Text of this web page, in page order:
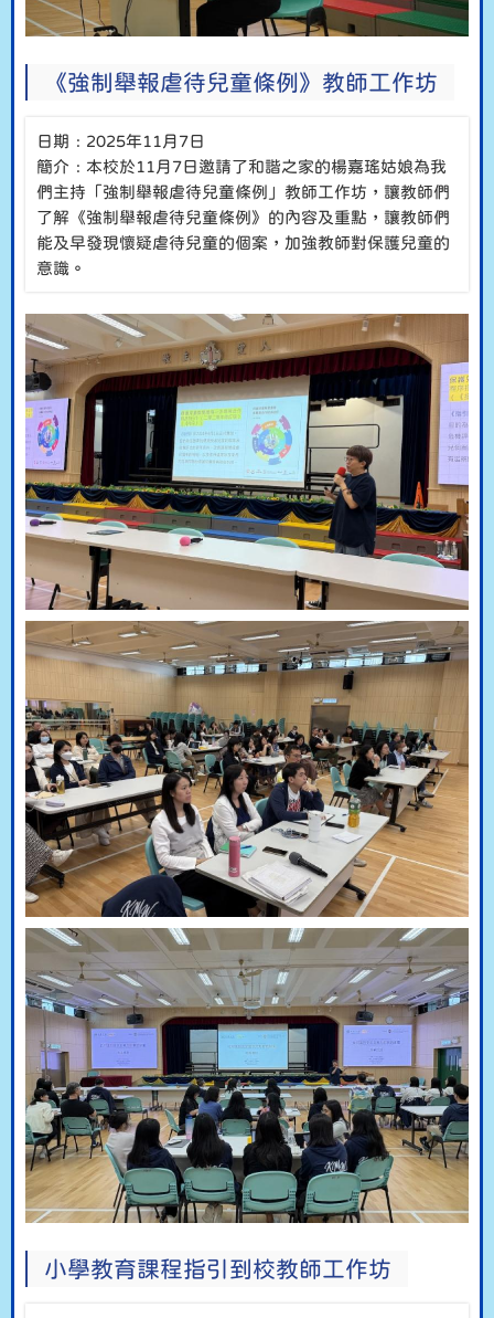
《強制舉報虐待兒童條例》教師工作坊
日期﹕2025年11月7日
簡介﹕本校於11月7日邀請了和諧之家的楊嘉瑤姑娘為我
們主持「強制舉報虐待兒童條例」教師工作坊，讓教師們
了解《強制舉報虐待兒童條例》的內容及重點，讓教師們
能及早發現懷疑虐待兒童的個案，加強教師對保護兒童的
意識。
小學教育課程指引到校教師工作坊